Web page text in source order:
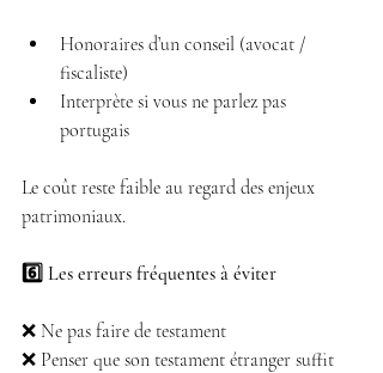
Honoraires d’un conseil (avocat /
fiscaliste)
Interprète si vous ne parlez pas
portugais
Le coût reste faible au regard des enjeux
patrimoniaux.
6️⃣ Les erreurs fréquentes à éviter
❌ Ne pas faire de testament
❌ Penser que son testament étranger suffit